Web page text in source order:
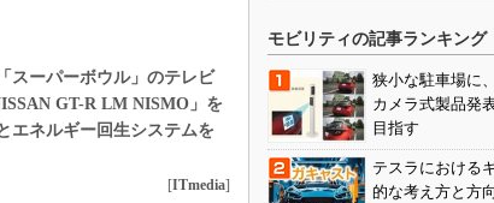
技術
リング
スーパーボウル」のテレビ
GT-R LM NISMO」を
エネルギー回生システムを
[ITmedia]
モビリティの記事ランキング
狭小な駐車場に
カメラ式製品発
目指す
テスラにおける
的な考え方と方